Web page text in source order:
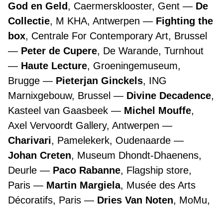
God en Geld, Caermersklooster, Gent
De
Collectie, M KHA, Antwerpen
Fighting the
box, Centrale For Contemporary Art, Brussel
Peter de Cupere, De Warande, Turnhout
Haute Lecture, Groeningemuseum,
Brugge
Pieterjan Ginckels, ING
Marnixgebouw, Brussel
Divine Decadence,
Kasteel van Gaasbeek
Michel Mouffe,
Axel Vervoordt Gallery, Antwerpen
Charivari, Pamelekerk, Oudenaarde
Johan Creten, Museum Dhondt-Dhaenens,
Deurle
Paco Rabanne, Flagship store,
Paris
Martin Margiela, Musée des Arts
Décoratifs, Paris
Dries Van Noten, MoMu,